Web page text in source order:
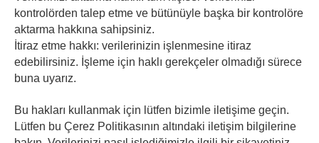
kontrolörden talep etme ve bütünüyle başka bir kontrolöre
aktarma hakkına sahipsiniz.
İtiraz etme hakkı: verilerinizin işlenmesine itiraz
edebilirsiniz. İşleme için haklı gerekçeler olmadığı sürece
buna uyarız.
Bu hakları kullanmak için lütfen bizimle iletişime geçin.
Lütfen bu Çerez Politikasının altındaki iletişim bilgilerine